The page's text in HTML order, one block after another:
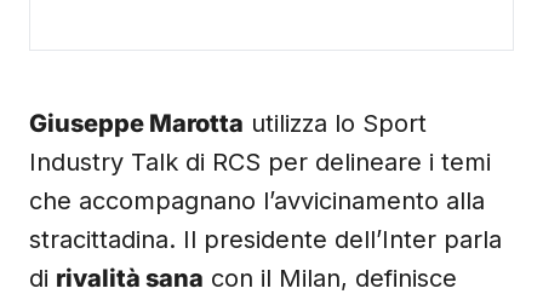
Giuseppe Marotta utilizza lo Sport
Industry Talk di RCS per delineare i temi
che accompagnano l’avvicinamento alla
stracittadina. Il presidente dell’Inter parla
di rivalità sana con il Milan, definisce